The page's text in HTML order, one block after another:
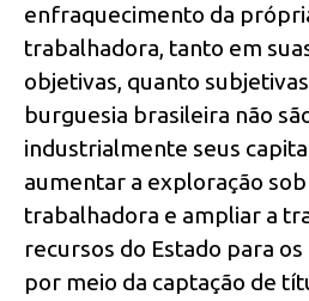
enfraquecimento da
trabalhadora, tanto em
objetivas, quanto
burguesia brasileira não
industrialmente seus
aumentar a exploração
trabalhadora e ampliar a
recursos do Estado para
por meio da captação de